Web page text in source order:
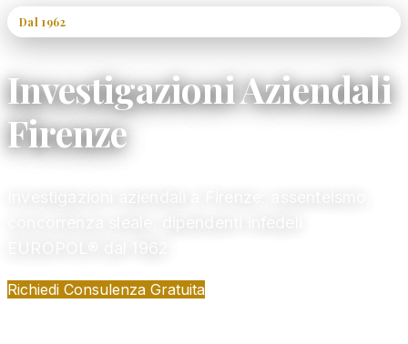
Dal 1962
Investigazioni Aziendali
Firenze
Richiedi Consulenza Gratuita